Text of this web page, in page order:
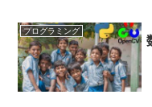
プログラミング